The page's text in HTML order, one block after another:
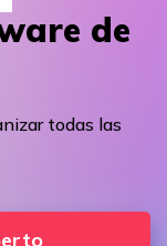
de
todas las